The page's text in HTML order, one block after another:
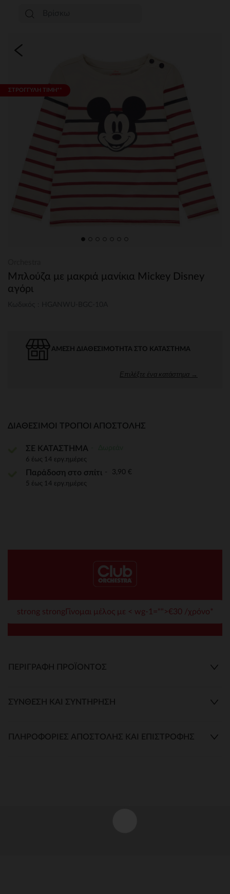
ΣΤΡΟΓΓΥΛΗ ΤΙΜΗ**
Μπλούζα με μακριά μανίκια Mickey Disney
αγόρι
ΆΜΕΣΗ ΔΙΑΘΕΣΙΜΌΤΗΤΑ ΣΤΟ ΚΑΤΆΣΤΗΜΑ
Επιλέξτε ένα κατάστημα →
ΔΙΑΘΈΣΙΜΟΙ ΤΡΌΠΟΙ ΑΠΟΣΤΟΛΉΣ
ΣΕ ΚΑΤΑΣΤΗΜΑ
6 έως 14 εργ.ημέρες
Παράδοση στο σπίτι 3,90 €
5 έως 14 εργ.ημέρες
strong strongΓίνομαι μέλος με < wg-1="">€30 /χρόνο*
ΠΕΡΙΓΡΑΦΉ ΠΡΟΪΌΝΤΟΣ
ΣΎΝΘΕΣΗ ΚΑΙ ΣΥΝΤΉΡΗΣΗ
ΠΛΗΡΟΦΟΡΊΕΣ ΑΠΟΣΤΟΛΉΣ ΚΑΙ ΕΠΙΣΤΡΟΦΉΣ